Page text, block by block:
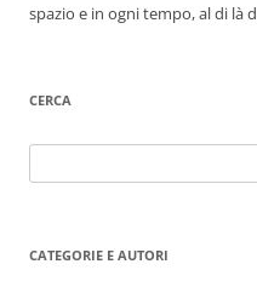
spazio e in ogni tempo, al di là
CERCA
per:
CATEGORIE E AUTORI